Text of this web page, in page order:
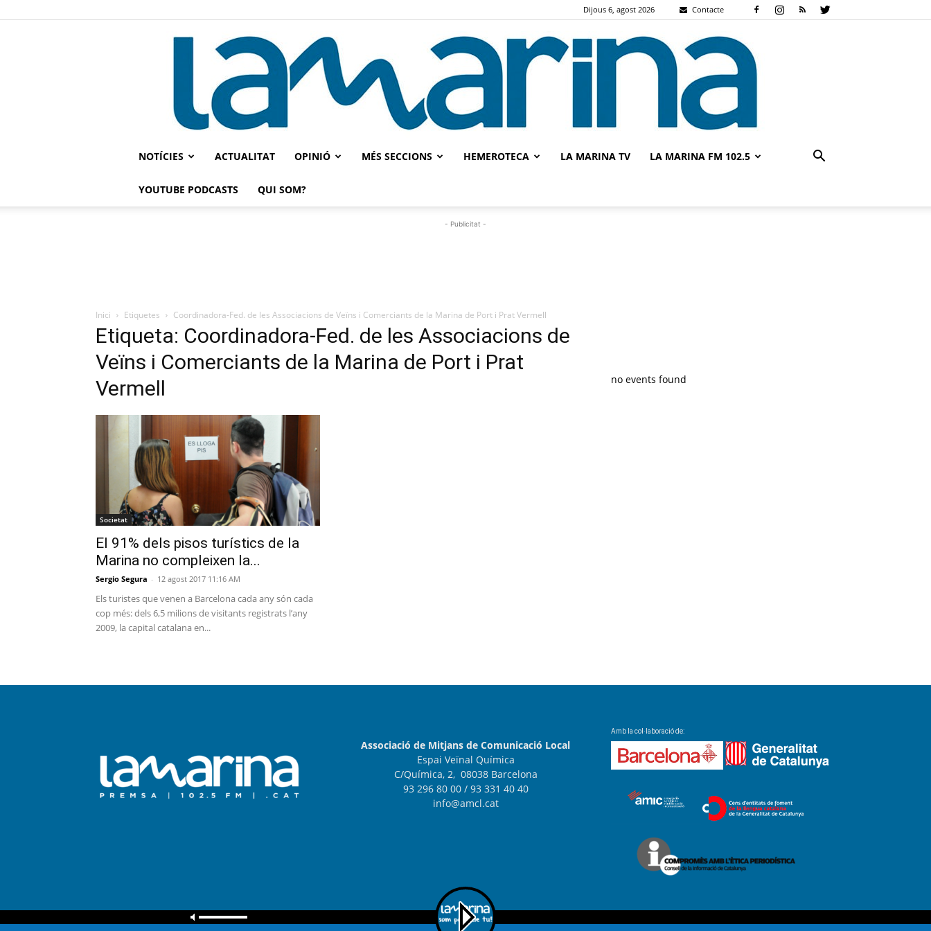
Dijous 6, agost 2026 Contacte
NOTÍCIES ACTUALITAT OPINIÓ MÉS SECCIONS HEMEROTECA LA MARINA TV LA MARINA FM 102.5
YOUTUBE PODCASTS QUI SOM?
- Publicitat -
Inici Etiquetes Coordinadora-Fed. de les Associacions de Veïns i Comerciants de la Marina de Port i Prat Vermell
Etiqueta: Coordinadora-Fed. de les Associacions de
Veïns i Comerciants de la Marina de Port i Prat
Vermell
Societat
El 91% dels pisos turístics de la
Marina no compleixen la...
Sergio Segura - 12 agost 2017 11:16 AM
Els turistes que venen a Barcelona cada any són cada
cop més: dels 6,5 milions de visitants registrats l’any
2009, la capital catalana en...
no events found
Associació de Mitjans de Comunicació Local
Espai Veïnal Química
C/Química, 2, 08038 Barcelona
93 296 80 00 / 93 331 40 40
info@amcl.cat
Amb la col·laboració de: